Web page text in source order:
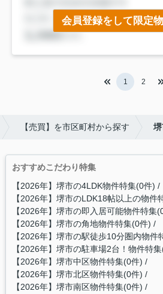
会員登録をして限定
1 2
【売買】を市区町村から探す
おすすめこだわり特集
【2026年】堺市の4LDK物件特集(0件)
【2026年】堺市のLDK18帖以上の物件
【2026年】堺市の即入居可能物件特集
【2026年】堺市の角地物件特集(0件)
【2026年】堺市の駅徒歩10分圏内物件
【2026年】堺市の駐車場2台！物件特
【2026年】堺市中区物件特集(0件)
【2026年】堺市北区物件特集(0件)
【2026年】堺市南区物件特集(0件)